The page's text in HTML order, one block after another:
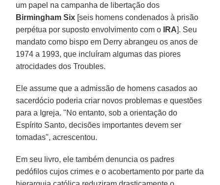
um papel na campanha de libertação dos
Birmingham Six [seis homens condenados à prisão
perpétua por suposto envolvimento com o
IRA]. Seu
mandato como bispo em Derry abrangeu os anos de
1974 a 1993, que incluíram algumas das piores
atrocidades dos Troubles.
Ele assume que a admissão de homens casados ao
sacerdócio poderia criar novos problemas e questões
para a Igreja. "No entanto, sob a orientação do
Espírito Santo, decisões importantes devem ser
tomadas", acrescentou.
Em seu livro, ele também denuncia os padres
pedófilos cujos crimes e o acobertamento por parte da